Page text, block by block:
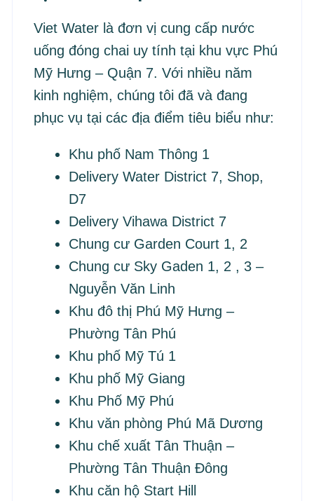
Viet Water là đơn vị cung cấp nước
uống đóng chai uy tính tại khu vực Phú
Mỹ Hưng – Quận 7. Với nhiều năm
kinh nghiệm, chúng tôi đã và đang
phục vụ tại các địa điểm tiêu biểu như:
Khu phố Nam Thông 1
Delivery Water District 7, Shop,
D7
Delivery Vihawa District 7
Chung cư Garden Court 1, 2
Chung cư Sky Gaden 1, 2 , 3 –
Nguyễn Văn Linh
Khu đô thị Phú Mỹ Hưng –
Phường Tân Phú
Khu phố Mỹ Tú 1
Khu phố Mỹ Giang
Khu Phố Mỹ Phú
Khu văn phòng Phú Mã Dương
Khu chế xuất Tân Thuận –
Phường Tân Thuận Đông
Khu căn hộ Start Hill